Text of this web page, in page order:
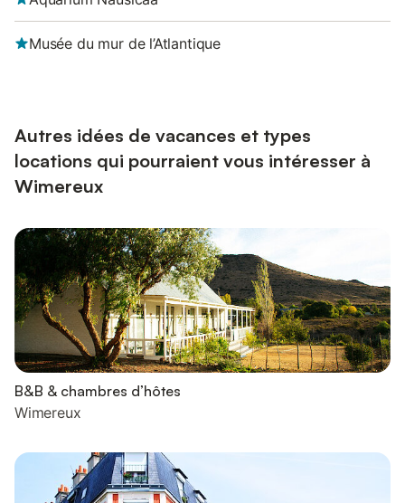
Musée du mur de l’Atlantique
Autres idées de vacances et types
locations qui pourraient vous intéresser à
Wimereux
B&B & chambres d’hôtes
Wimereux